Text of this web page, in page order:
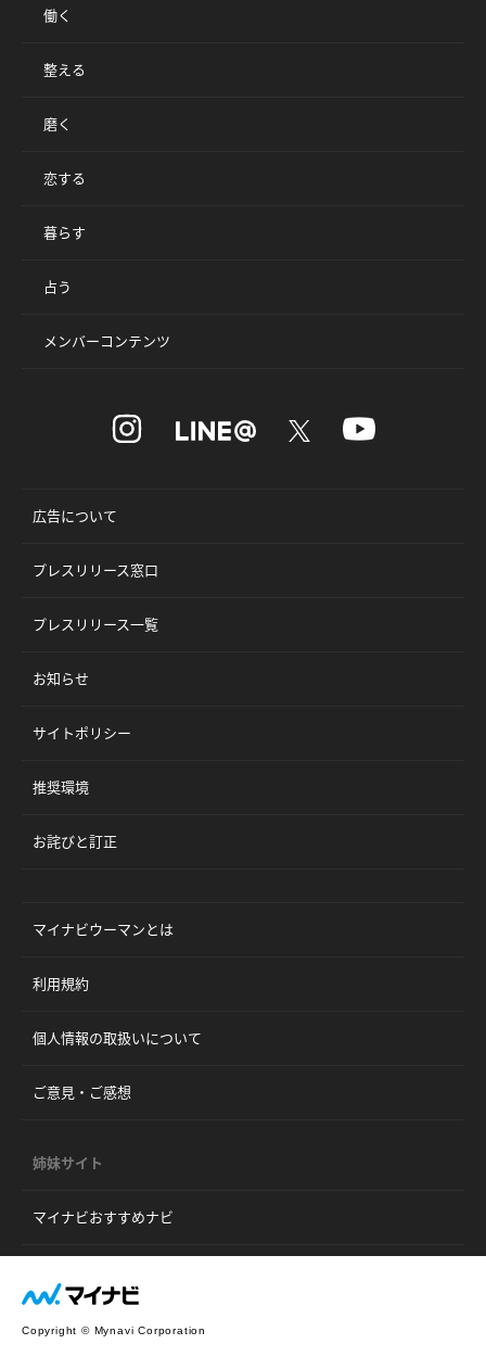
働く
整える
磨く
恋する
暮らす
占う
メンバーコンテンツ
広告について
プレスリリース窓口
プレスリリース一覧
お知らせ
サイトポリシー
推奨環境
お詫びと訂正
マイナビウーマンとは
利用規約
個人情報の取扱いについて
ご意見・ご感想
姉妹サイト
マイナビおすすめナビ
Copyright © Mynavi Corporation